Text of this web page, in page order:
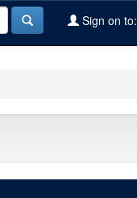
Sign on to: